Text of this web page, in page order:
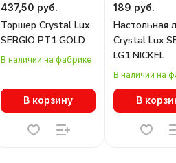
437,50 руб.
Торшер Crystal Lux
SERGIO PT1 GOLD
В наличии на фабрике
В корзину
189 руб.
Настольная
Crystal Lux
LG1 NICKEL
В наличии на
В